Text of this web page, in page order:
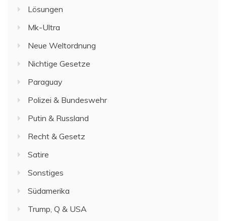
Lösungen
Mk-Ultra
Neue Weltordnung
Nichtige Gesetze
Paraguay
Polizei & Bundeswehr
Putin & Russland
Recht & Gesetz
Satire
Sonstiges
Südamerika
Trump, Q & USA